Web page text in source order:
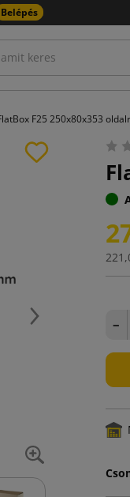
Belépés
F25 250x80x353
Következő −